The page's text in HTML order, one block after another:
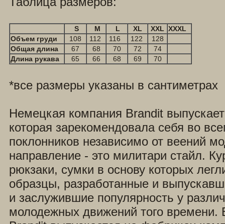
S M L XL XXL XXXL
Объем груди
108 112 116 122
128
Общая длина
67 68 70 72
74
Длина рукава
65 66 68 69 70
*все размеры указаны в сантиметрах
Немецкая компания Brandit
которая зарекомендовала себя во
поклонников независимо от веений
направление - это милитари стайл.
рюкзаки, сумки в основу которых
образцы, разработанные и
и заслужившие популярность у
молодежных движений того времени.